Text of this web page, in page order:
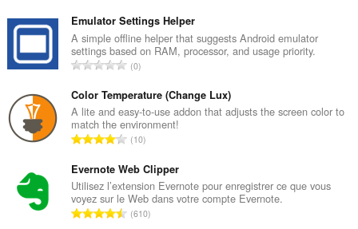
m
b
r
e
o
t
a
d
e
n
o
Emulator Settings Helper
A simple offline helper that suggests Android emulator
settings based on RAM, processor, and usage priority.
N
m
b
r
e
o
t
a
0
Color Temperature (Change Lux)
A lite and easy-to-use addon that adjusts the screen color to
match the environment!
N
m
b
r
e
10
Evernote Web Clipper
Utilisez l’extension Evernote pour enregistrer ce que vous
voyez sur le Web dans votre compte Evernote.
N610